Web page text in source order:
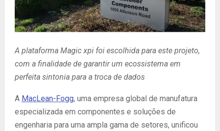
A plataforma Magic xpi foi escolhida para este projeto,
com a finalidade de garantir um ecossistema em
perfeita sintonia para a troca de dados
A MacLean-Fogg, uma empresa global de manufatura
especializada em componentes e soluções de
engenharia para uma ampla gama de setores, unificou